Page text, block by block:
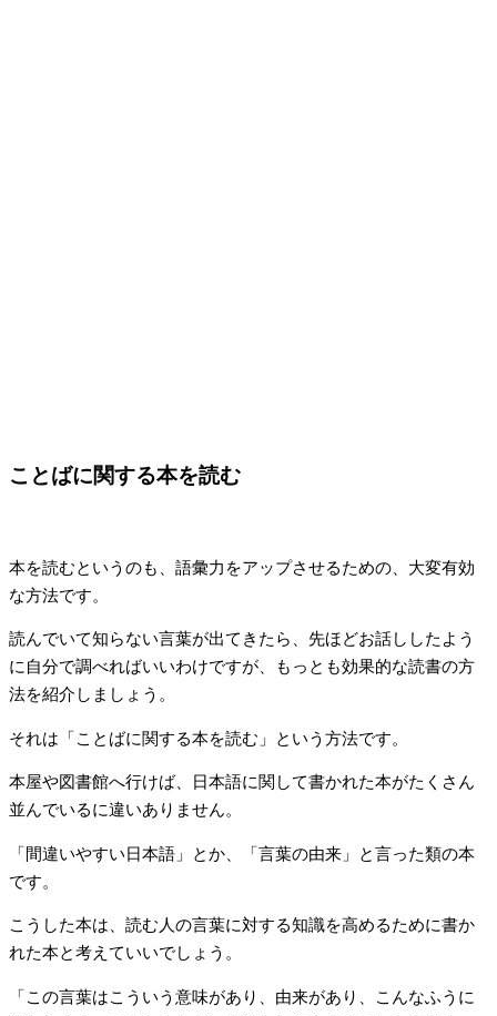
ことばに関する本を読む
本を読むというのも、語彙力をアップさせるための、大変有効
な方法です。
読んでいて知らない言葉が出てきたら、先ほどお話ししたよう
に自分で調べればいいわけですが、もっとも効果的な読書の方
法を紹介しましょう。
それは「ことばに関する本を読む」という方法です。
本屋や図書館へ行けば、日本語に関して書かれた本がたくさん
並んでいるに違いありません。
「間違いやすい日本語」とか、「言葉の由来」と言った類の本
です。
こうした本は、読む人の言葉に対する知識を高めるために書か
れた本と考えていいでしょう。
「この言葉はこういう意味があり、由来があり、こんなふうに